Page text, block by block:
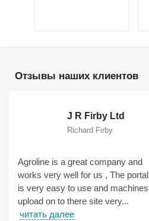
Отзывы наших клиентов
J R Firby Ltd
Richard Firby
Agroline is a great company and
works very well for us , The portal
is very easy to use and machines
upload on to there site very...
читать далее